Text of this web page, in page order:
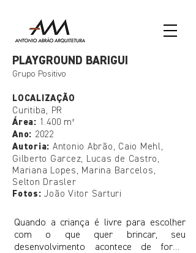
PLAYGROUND BARIGUI
Grupo Positivo
LOCALIZAÇÃO
Curitiba, PR
​Área: 1.400 m²
Ano: 2022
Autoria: Antonio Abrão, Caio Mehl,
Gilberto Garcez, Lucas de Castro,
Mariana Lopes, Marina Barcelos,
Selton Drasler
Fotos:João Vitor Sarturi
Quando a criança é livre para escolher
com o que quer brincar, seu
desenvolvimento acontece de forma